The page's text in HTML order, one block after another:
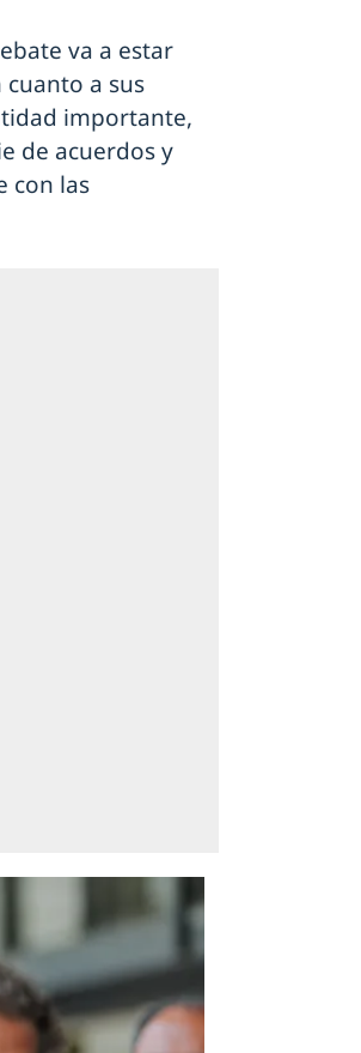
va a estar
a sus
importante,
de acuerdos y
con las